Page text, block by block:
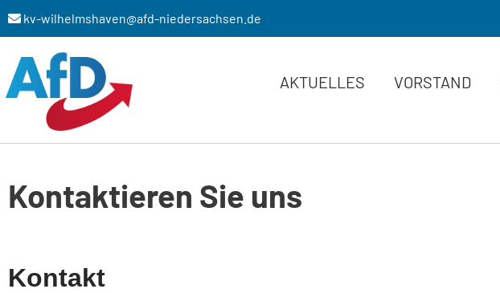
Inhalt
springen
kv-wilhelmshaven@afd-niedersachsen.de
AKTUELLES VORSTAND
Kontaktieren Sie uns
Kontakt